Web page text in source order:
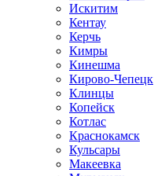
Искитим
Кентау
Керчь
Кимры
Кинешма
Кирово-Чепецк
Клинцы
Копейск
Котлас
Краснокамск
Кульсары
Макеевка